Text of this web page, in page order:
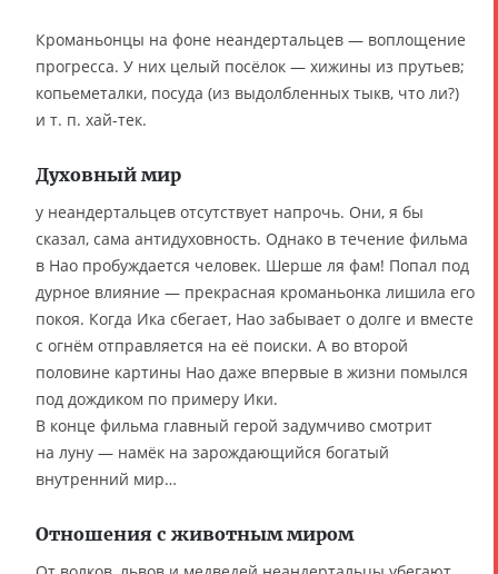
Кроманьонцы на фоне неандертальцев — воплощение
прогресса. У них целый посёлок — хижины из прутьев;
копьеметалки, посуда (из выдолбленных тыкв, что ли?)
и т. п. хай-тек.
Духовный мир
у неандертальцев отсутствует напрочь. Они, я бы
сказал, сама антидуховность. Однако в течение фильма
в Нао пробуждается человек. Шерше ля фам! Попал под
дурное влияние — прекрасная кроманьонка лишила его
покоя. Когда Ика сбегает, Нао забывает о долге и вместе
с огнём отправляется на её поиски. А во второй
половине картины Нао даже впервые в жизни помылся
под дождиком по примеру Ики.
В конце фильма главный герой задумчиво смотрит
на луну — намёк на зарождающийся богатый
внутренний мир…
Отношения с животным миром